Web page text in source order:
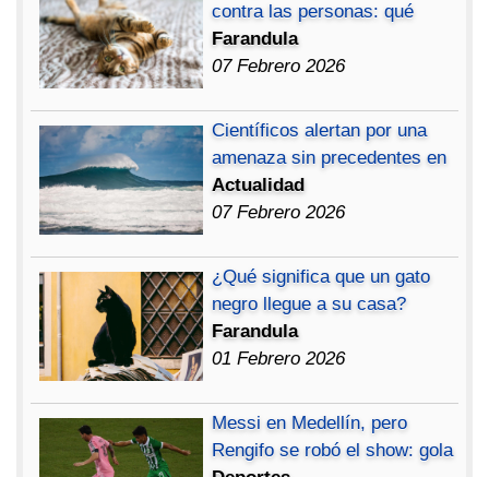
contra las personas: qué
Farandula
07 Febrero 2026
Científicos alertan por una
amenaza sin precedentes en
Actualidad
07 Febrero 2026
¿Qué significa que un gato
negro llegue a su casa?
Farandula
01 Febrero 2026
Messi en Medellín, pero
Rengifo se robó el show: gola